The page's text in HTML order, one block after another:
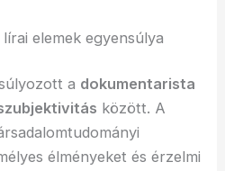
elemek egyensúlya
a dokumentarista
között. A
élményeket és érzelmi